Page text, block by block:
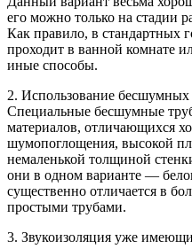
его можно только на стадии
Как правило, в стандартных
проходит в ванной комнате
иные способы.
2. Использование
Специальные бесшумные
материалов, отличающихся
шумопоглощения, высокой
немаленькой толщиной
они в одном варианте —
существенно отличается в
простыми трубами.
3. Звукоизоляция уже